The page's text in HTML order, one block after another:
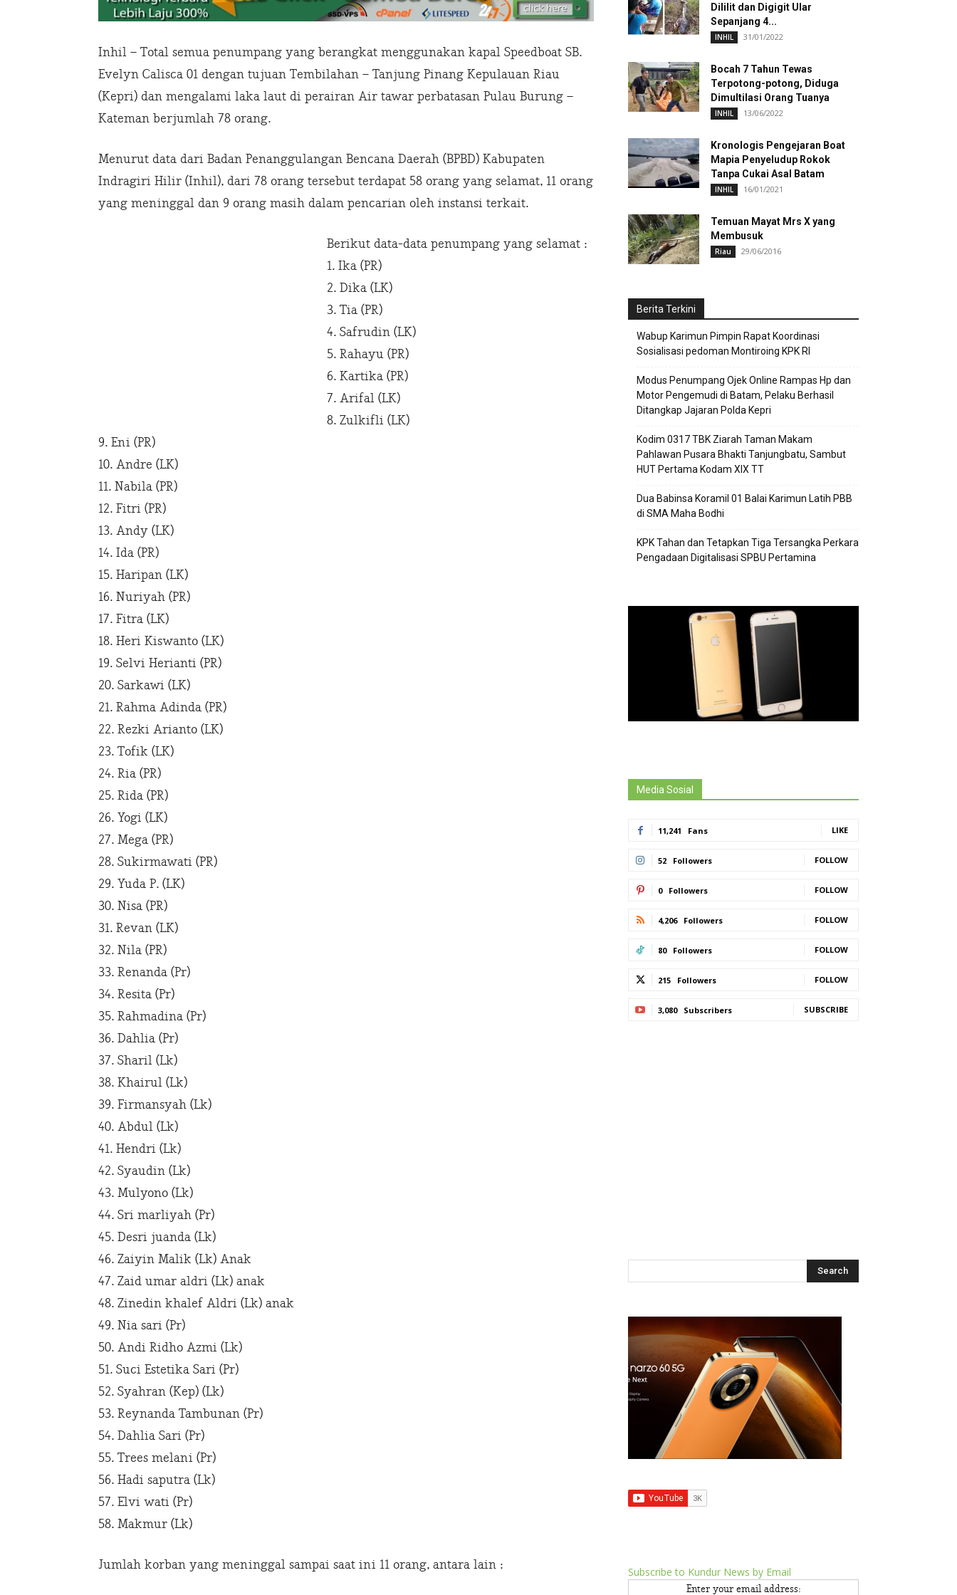
Inhil – Total semua penumpang yang berangkat menggunakan kapal Speedboat SB.
Evelyn Calisca 01 dengan tujuan Tembilahan – Tanjung Pinang Kepulauan Riau
(Kepri) dan mengalami laka laut di perairan Air tawar perbatasan Pulau Burung –
Kateman berjumlah 78 orang.
Menurut data dari Badan Penanggulangan Bencana Daerah (BPBD) Kabupaten
Indragiri Hilir (Inhil), dari 78 orang tersebut terdapat 58 orang yang selamat, 11 orang
yang meninggal dan 9 orang masih dalam pencarian oleh instansi terkait.
Berikut data-data penumpang yang selamat :
1. Ika (PR)
2. Dika (LK)
3. Tia (PR)
4. Safrudin (LK)
5. Rahayu (PR)
6. Kartika (PR)
7. Arifal (LK)
8. Zulkifli (LK)
9. Eni (PR)
10. Andre (LK)
11. Nabila (PR)
12. Fitri (PR)
13. Andy (LK)
14. Ida (PR)
15. Haripan (LK)
16. Nuriyah (PR)
17. Fitra (LK)
18. Heri Kiswanto (LK)
19. Selvi Herianti (PR)
20. Sarkawi (LK)
21. Rahma Adinda (PR)
22. Rezki Arianto (LK)
23. Tofik (LK)
24. Ria (PR)
25. Rida (PR)
26. Yogi (LK)
27. Mega (PR)
28. Sukirmawati (PR)
29. Yuda P. (LK)
30. Nisa (PR)
31. Revan (LK)
32. Nila (PR)
33. Renanda (Pr)
34. Resita (Pr)
35. Rahmadina (Pr)
36. Dahlia (Pr)
37. Sharil (Lk)
38. Khairul (Lk)
39. Firmansyah (Lk)
40. Abdul (Lk)
41. Hendri (Lk)
42. Syaudin (Lk)
43. Mulyono (Lk)
44. Sri marliyah (Pr)
45. Desri juanda (Lk)
46. Zaiyin Malik (Lk) Anak
47. Zaid umar aldri (Lk) anak
48. Zinedin khalef Aldri (Lk) anak
49. Nia sari (Pr)
50. Andi Ridho Azmi (Lk)
51. Suci Estetika Sari (Pr)
52. Syahran (Kep) (Lk)
53. Reynanda Tambunan (Pr)
54. Dahlia Sari (Pr)
55. Trees melani (Pr)
56. Hadi saputra (Lk)
57. Elvi wati (Pr)
58. Makmur (Lk)
Jumlah korban yang meninggal sampai saat ini 11 orang, antara lain :
Dililit dan Digigit Ular
Sepanjang 4...
INHIL 31/01/2022
Bocah 7 Tahun Tewas
Terpotong-potong, Diduga
Dimultilasi Orang Tuanya
INHIL 13/06/2022
Kronologis Pengejaran Boat
Mapia Penyeludup Rokok
Tanpa Cukai Asal Batam
INHIL 16/01/2021
Temuan Mayat Mrs X yang
Membusuk
Riau 29/06/2016
Berita Terkini
Wabup Karimun Pimpin Rapat Koordinasi
Sosialisasi pedoman Montiroing KPK RI
Modus Penumpang Ojek Online Rampas Hp dan
Motor Pengemudi di Batam, Pelaku Berhasil
Ditangkap Jajaran Polda Kepri
Kodim 0317 TBK Ziarah Taman Makam
Pahlawan Pusara Bhakti Tanjungbatu, Sambut
HUT Pertama Kodam XIX TT
Dua Babinsa Koramil 01 Balai Karimun Latih PBB
di SMA Maha Bodhi
KPK Tahan dan Tetapkan Tiga Tersangka Perkara
Pengadaan Digitalisasi SPBU Pertamina
Media Sosial
11,241 Fans LIKE
52 Followers FOLLOW
0 Followers FOLLOW
4,206 Followers FOLLOW
80 Followers FOLLOW
215 Followers FOLLOW
3,080 Subscribers SUBSCRIBE
Subscribe to Kundur News by Email
Enter your email address: